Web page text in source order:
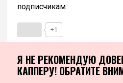
подписчикам.
+1
Я НЕ РЕКОМЕНДУЮ
КАППЕРУ! ОБРАТИТЕ